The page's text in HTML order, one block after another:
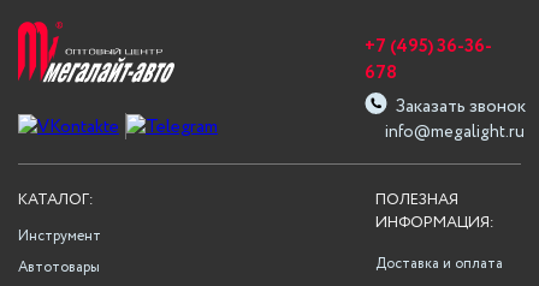
info@megalight.ru
+7 (495) 36-36-
678
Заказать звонок
ПОЛЕЗНАЯ
ИНФОРМАЦИЯ:
Доставка и оплата
КАТАЛОГ:
Инструмент
Автотовары